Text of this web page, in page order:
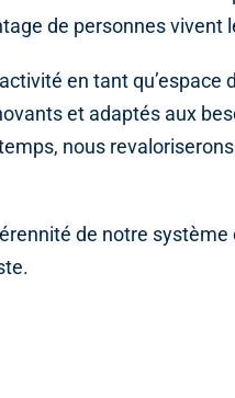
de personnes vivent
en tant qu’espace
et adaptés aux
nous
de notre